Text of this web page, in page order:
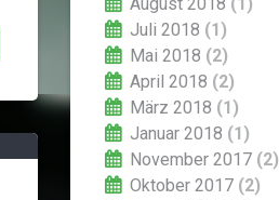
August 2018 (1)
Juli 2018 (1)
Mai 2018 (2)
April 2018 (2)
März 2018 (1)
Januar 2018 (1)
November 2017 (2)
Oktober 2017 (2)